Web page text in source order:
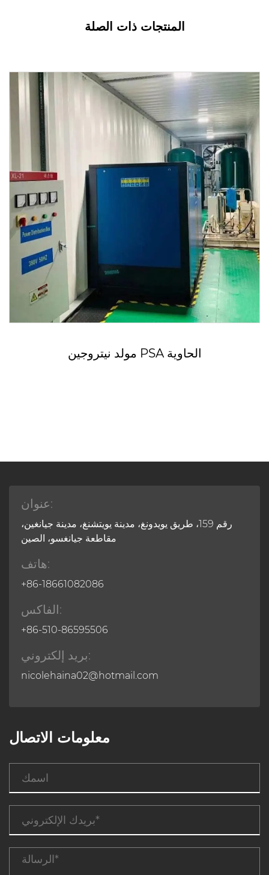
المنتجات ذات الصلة
مولد نيتروجين PSA الحاوية
عنوان:
رقم 159، طريق يويدونغ، مدينة يويتشنغ، مدينة جيانغين،
مقاطعة جيانغسو، الصين
هاتف:
+86-18661082086
الفاكس:
+86-510-86595506
بريد إلكتروني:
nicolehaina02@hotmail.com
معلومات الاتصال